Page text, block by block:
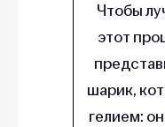
Чтобы
этот
шарик,
гелием: